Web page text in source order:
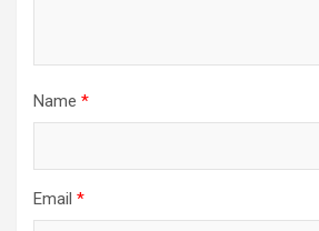
Name *
Email *